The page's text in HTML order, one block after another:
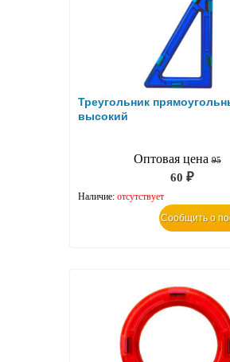
Треугольник
высокий
Оптовая цена95
60 ₽
Наличие: отсутствует
Сообщить о